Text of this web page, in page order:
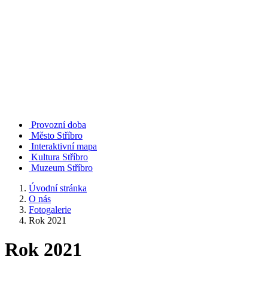
Provozní doba
Město Stříbro
Interaktivní mapa
Kultura Stříbro
Muzeum Stříbro
Úvodní stránka
O nás
Fotogalerie
Rok 2021
Rok 2021